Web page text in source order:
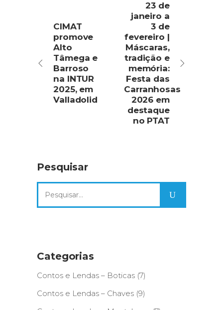
CIMAT
promove
Alto
Tâmega e
Barroso
na INTUR
2025, em
Valladolid
23 de
janeiro a
3 de
fevereiro |
Máscaras,
tradição e
memória:
Festa das
Carranhosas
2026 em
destaque
no PTAT
Pesquisar
for:
Categorias
Contos e Lendas – Boticas (7)
Contos e Lendas – Chaves (9)